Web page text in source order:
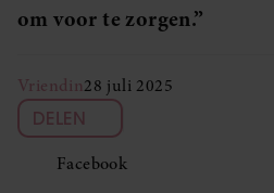
om voor te zorgen.”
Vriendin28 juli 2025
DELEN
Facebook